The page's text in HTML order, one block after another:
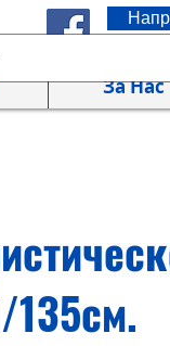
За Нас
135см.